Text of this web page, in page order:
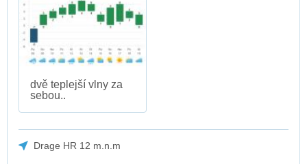
dvě teplejší vlny za
sebou..
Drage HR 12 m.n.m